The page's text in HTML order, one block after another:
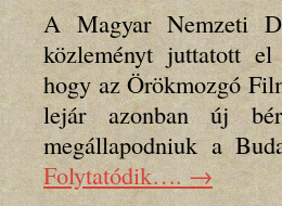
A Magyar Nemzeti
közleményt juttatott el
hogy az Örökmozgó
lejár azonban új
megállapodniuk a
Folytatódik….→